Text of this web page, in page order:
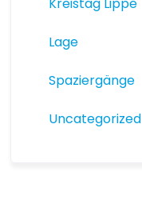
Lage
Spaziergänge
Uncategorized